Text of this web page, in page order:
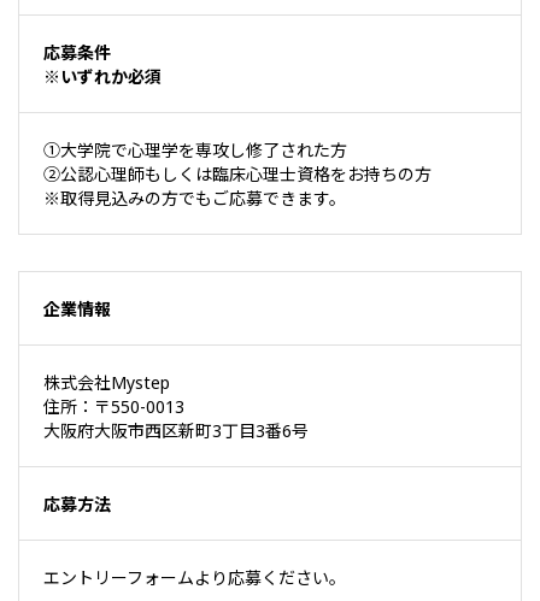
応募条件
※いずれか必須
①大学院で心理学を専攻し修了された方
②公認心理師もしくは臨床心理士資格をお持ちの方
※取得見込みの方でもご応募できます。
企業情報
株式会社Mystep
住所：〒550-0013
大阪府大阪市西区新町3丁目3番6号
応募方法
エントリーフォームより応募ください。